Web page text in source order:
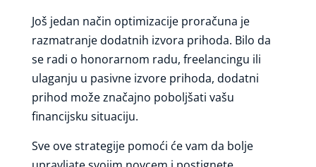
Još jedan način optimizacije proračuna je
razmatranje dodatnih izvora prihoda. Bilo da
se radi o honorarnom radu, freelancingu ili
ulaganju u pasivne izvore prihoda, dodatni
prihod može značajno poboljšati vašu
financijsku situaciju.
Sve ove strategije pomoći će vam da bolje